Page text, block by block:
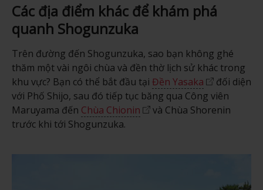
Các địa điểm khác để khám phá
quanh Shogunzuka
Trên đường đến Shogunzuka, sao bạn không ghé
thăm một vài ngôi chùa và đền thờ lịch sử khác trong
khu vực? Bạn có thể bắt đầu tại Đền Yasaka
đối diện
với Phố Shijo, sau đó tiếp tục băng qua Công viên
Maruyama đến Chùa Chionin
và Chùa Shorenin
trước khi tới Shogunzuka.